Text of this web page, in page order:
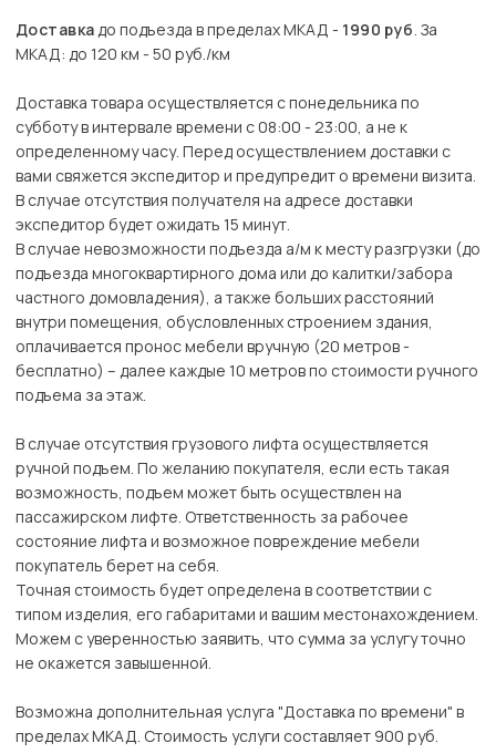
Доставкадо подъезда в пределах МКАД - 1990 руб. За
МКАД: до 120 км - 50 руб./км
Доставка товара осуществляется с понедельника по
субботу в интервале времени с 08:00 - 23:00, а не к
определенному часу. Перед осуществлением доставки с
вами свяжется экспедитор и предупредит о времени визита.
В случае отсутствия получателя на адресе доставки
экспедитор будет ожидать 15 минут.
В случае невозможности подъезда а/м к месту разгрузки (до
подъезда многоквартирного дома или до калитки/забора
частного домовладения), а также больших расстояний
внутри помещения, обусловленных строением здания,
оплачивается пронос мебели вручную (20 метров -
бесплатно) – далее каждые 10 метров по стоимости ручного
подъема за этаж.
В случае отсутствия грузового лифта осуществляется
ручной подъем. По желанию покупателя, если есть такая
возможность, подъем может быть осуществлен на
пассажирском лифте. Ответственность за рабочее
состояние лифта и возможное повреждение мебели
покупатель берет на себя.
Точная стоимость будет определена в соответствии с
типом изделия, его габаритами и вашим местонахождением.
Можем с уверенностью заявить, что сумма за услугу точно
не окажется завышенной.
Возможна дополнительная услуга "Доставка по времени" в
пределах МКАД. Стоимость услуги составляет 900 руб.